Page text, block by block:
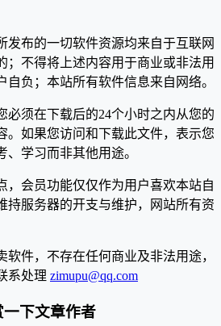
发布的一切软件资源均来自于互联网
；不得将上述内容用于商业或非法用
负；本站所有软件信息来自网络。
必须在下载后的24个小时之内从您的
。如果您访问和下载此文件，表示您
、学习而非其他用途。
，会员功能仅仅作为用户喜欢本站自
持服务器的开支与维护，网站所有资
件，不存在任何商业及非法用途，
系处理 zimupu@qq.com
下文章作者